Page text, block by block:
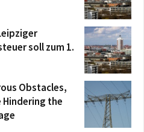
soll zum 1.
Obstacles,
Hindering the